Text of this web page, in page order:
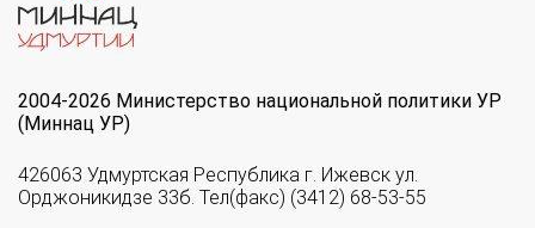
2004-2026 Министерство национальной политики УР
(Миннац УР)
426063 Удмуртская Республика г. Ижевск ул.
Орджоникидзе 33б. Тел(факс) (3412) 68-53-55